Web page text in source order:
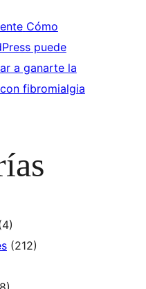
Cómo
puede
a ganarte la
fibromialgia
(212)